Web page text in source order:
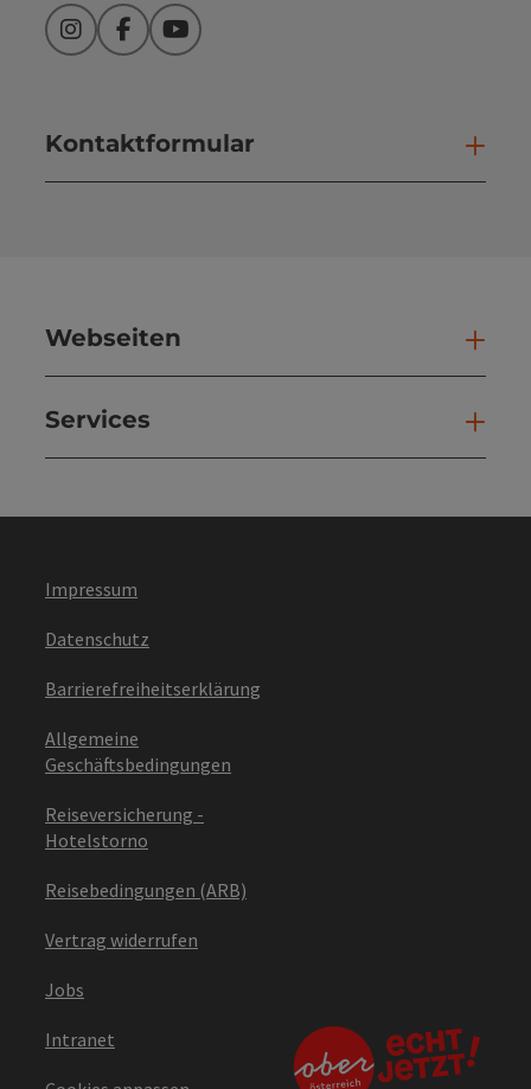
InstagramFacebookYouTube
Kontaktformular
Webseiten
Services
Impressum
Datenschutz
Barrierefreiheitserklärung
Allgemeine
Geschäftsbedingungen
Reiseversicherung -
Hotelstorno
Reisebedingungen (ARB)
Vertrag widerrufen
Jobs
Intranet